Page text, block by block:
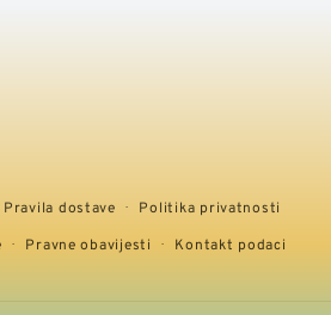
Pravila dostave
Politika privatnosti
Pravne obavijesti Kontakt podaci